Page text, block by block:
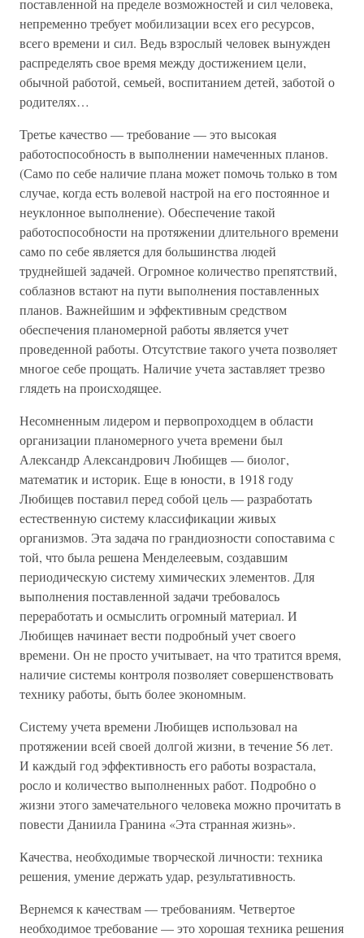
поставленной на пределе возможностей и сил человека,
непременно требует мобилизации всех его ресурсов,
всего времени и сил. Ведь взрослый человек вынужден
распределять свое время между достижением цели,
обычной работой, семьей, воспитанием детей, заботой о
родителях…
Третье качество — требование — это высокая
работоспособность в выполнении намеченных планов.
(Само по себе наличие плана может помочь только в том
случае, когда есть волевой настрой на его постоянное и
неуклонное выполнение). Обеспечение такой
работоспособности на протяжении длительного времени
само по себе является для большинства людей
труднейшей задачей. Огромное количество препятствий,
соблазнов встают на пути выполнения поставленных
планов. Важнейшим и эффективным средством
обеспечения планомерной работы является учет
проведенной работы. Отсутствие такого учета позволяет
многое себе прощать. Наличие учета заставляет трезво
глядеть на происходящее.
Несомненным лидером и первопроходцем в области
организации планомерного учета времени был
Александр Александрович Любищев — биолог,
математик и историк. Еще в юности, в 1918 году
Любищев поставил перед собой цель — разработать
естественную систему классификации живых
организмов. Эта задача по грандиозности сопоставима с
той, что была решена Менделеевым, создавшим
периодическую систему химических элементов. Для
выполнения поставленной задачи требовалось
переработать и осмыслить огромный материал. И
Любищев начинает вести подробный учет своего
времени. Он не просто учитывает, на что тратится время,
наличие системы контроля позволяет совершенствовать
технику работы, быть более экономным.
Систему учета времени Любищев использовал на
протяжении всей своей долгой жизни, в течение 56 лет.
И каждый год эффективность его работы возрастала,
росло и количество выполненных работ. Подробно о
жизни этого замечательного человека можно прочитать в
повести Даниила Гранина «Эта странная жизнь».
Качества, необходимые творческой личности: техника
решения, умение держать удар, результативность.
Вернемся к качествам — требованиям. Четвертое
необходимое требование — это хорошая техника решения